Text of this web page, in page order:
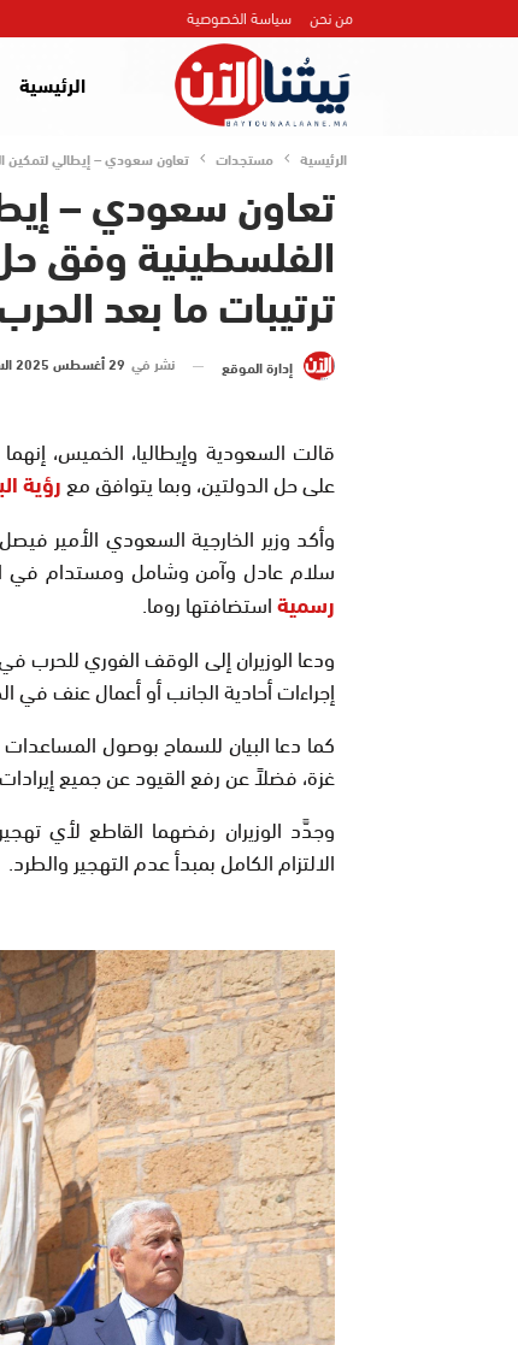
من نحن سياسة الخصوصية
الرئيسية
الرئيسية مستجدات تعاون سعودي – إيطالي لتمكين
تعاون سعودي –
الفلسطينية وفق
ترتيبات ما بعد
إدارة الموقع نشر في 29 أغسطس 2025 الساعة 14 و 16 دقيقة
قالت السعودية وإيطاليا، الخميس،
على حل الدولتين، وبما يتوافق معرؤية
وأكد وزير الخارجية السعودي الأمير
سلام عادل وآمن وشامل ومستدام في
رسميةاستضافتها روما.
ودعا الوزيران إلى الوقف الفوري للحرب
إجراءات أحادية الجانب أو أعمال عنف في
كما دعا البيان للسماح بوصول
غزة، فضلاً عن رفع القيود عن جميع
وجدَّد الوزيران رفضهما القاطع لأي
الالتزام الكامل بمبدأ عدم التهجير والطرد.